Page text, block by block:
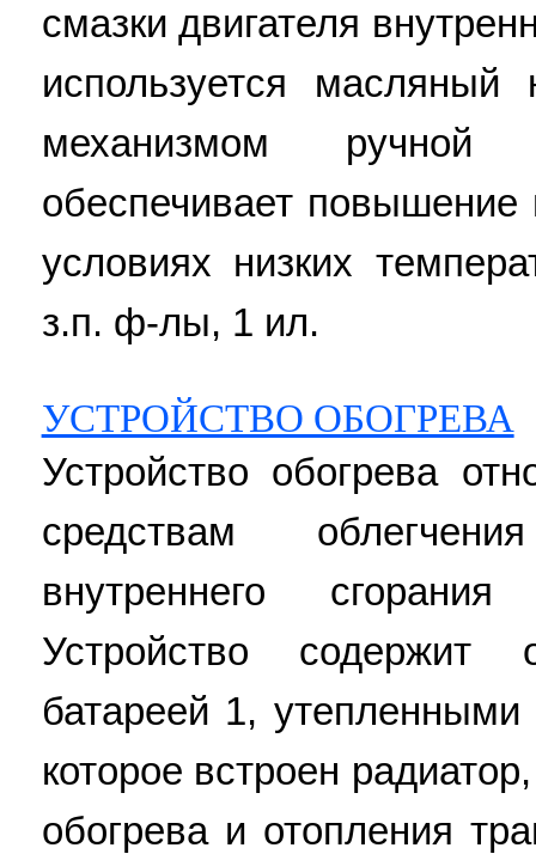
смазки двигателя
используется
механизмом ручной
обеспечивает
условиях низких
з.п. ф-лы, 1 ил.
УСТРОЙСТВО ОБОГРЕВА
Устройство обогрева
средствам
внутреннего
Устройство содержит
батареей 1,
которое встроен
обогрева и отопления